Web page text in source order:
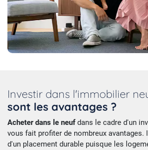
Investir dans l'immobilier
sont les avantages ?
Acheter dans le neufdans le cadre d'un
vous fait profiter de nombreux
d'un placement durable puisque les